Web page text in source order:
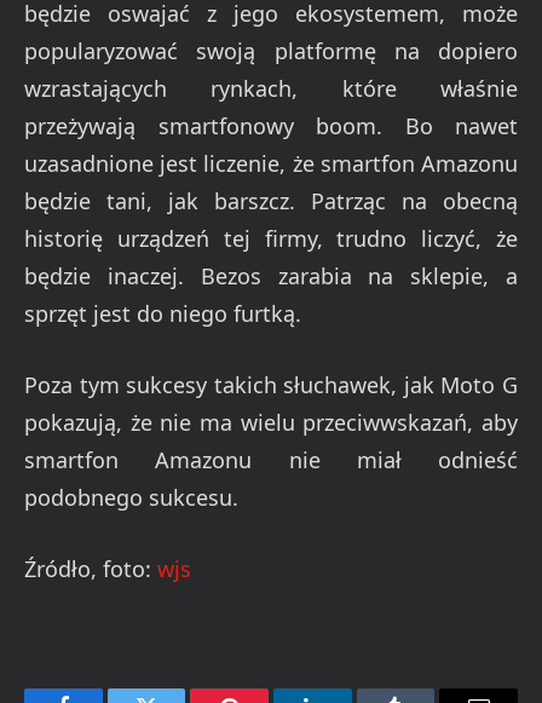
będzie oswajać z jego ekosystemem, może
popularyzować swoją platformę na dopiero
wzrastających rynkach, które właśnie
przeżywają smartfonowy boom. Bo nawet
uzasadnione jest liczenie, że smartfon Amazonu
będzie tani, jak barszcz. Patrząc na obecną
historię urządzeń tej firmy, trudno liczyć, że
będzie inaczej. Bezos zarabia na sklepie, a
sprzęt jest do niego furtką.
Poza tym sukcesy takich słuchawek, jak Moto G
pokazują, że nie ma wielu przeciwwskazań, aby
smartfon Amazonu nie miał odnieść
podobnego sukcesu.
Źródło, foto: wjs